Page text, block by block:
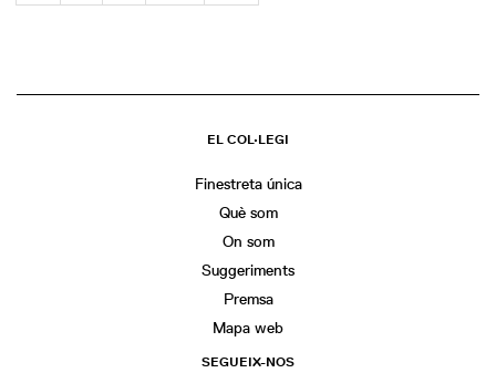
EL COL·LEGI
Finestreta única
Què som
On som
Suggeriments
Premsa
Mapa web
SEGUEIX-NOS